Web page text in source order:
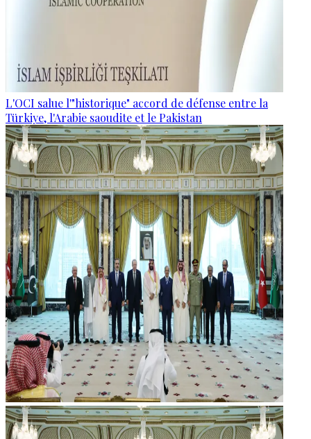
L'OCI salue l'"historique" accord de défense entre la
Türkiye, l'Arabie saoudite et le Pakistan